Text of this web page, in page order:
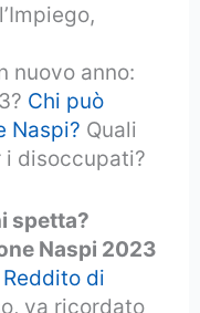
nuovo anno:
Chi può
Naspi? Quali
i disoccupati?
spetta?
Naspi 2023
Reddito di
va ricordato